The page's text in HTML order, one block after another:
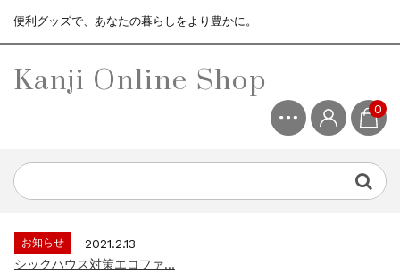
便利グッズで、あなたの暮らしをより豊かに。
Kanji Online Shop 0
お知らせ
2021.2.13
お知らせ
2021.4.13
3ヶ月保証サービスについて...